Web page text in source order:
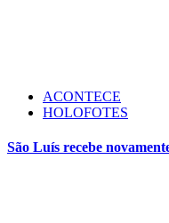
ACONTECE
HOLOFOTES
São Luís recebe